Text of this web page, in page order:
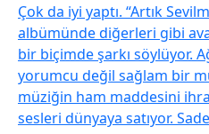
Çok da iyi yaptı. “Artık
albümünde diğerleri gibi
bir biçimde şarkı söylüyor.
yorumcu değil sağlam bir
müziğin ham maddesini
sesleri dünyaya satıyor.